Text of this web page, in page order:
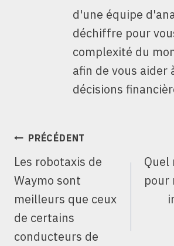
d'une équipe
déchiffre pour
complexité du
afin de vous aider
décisions
NAVIGATION
L’ARTICLE
PRÉCÉDENT
Les robotaxis de
Waymo sont
meilleurs que ceux
de certains
conducteurs de
Quel
pour